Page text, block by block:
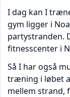
I dag kan I
gym ligger i
partystranden.
fitnesscenter i
Så I har også
træning i løbet
mellem strand,